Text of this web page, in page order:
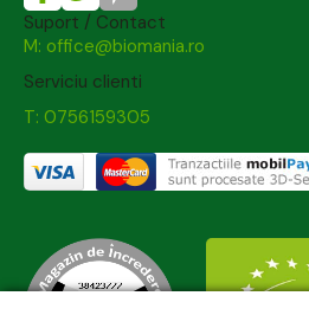
Suport / Contact
M: office@biomania.ro
Serviciu clienti
T: 0756159305